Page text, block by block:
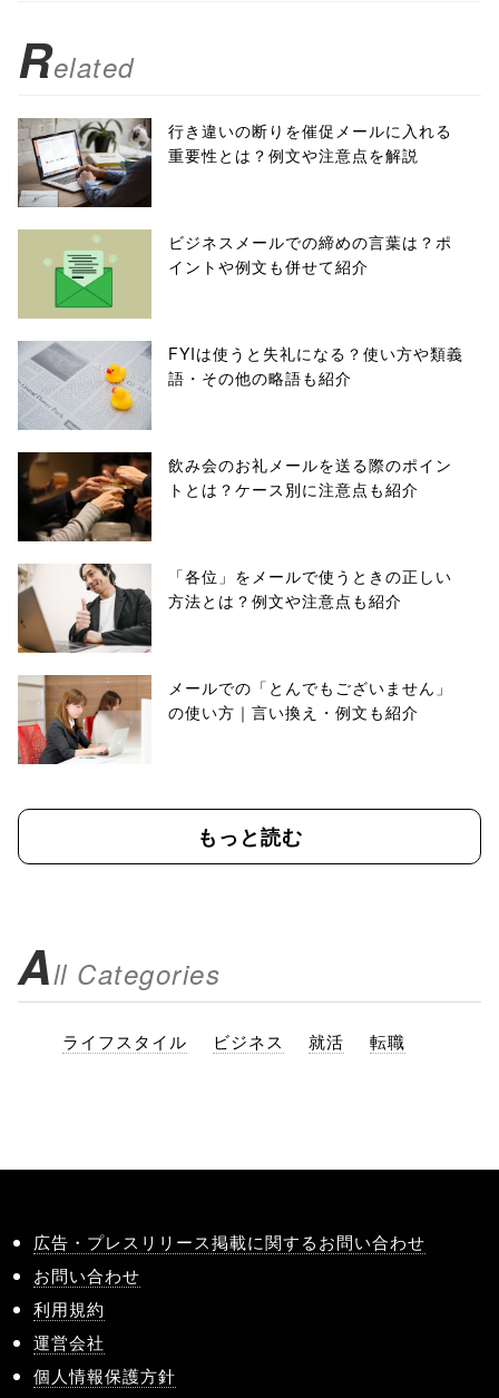
Related
行き違いの断りを催促メールに入れる
重要性とは？例文や注意点を解説
ビジネスメールでの締めの言葉は？ポ
イントや例文も併せて紹介
FYIは使うと失礼になる？使い方や類義
語・その他の略語も紹介
飲み会のお礼メールを送る際のポイン
トとは？ケース別に注意点も紹介
「各位」をメールで使うときの正しい
方法とは？例文や注意点も紹介
メールでの「とんでもございません」
の使い方｜言い換え・例文も紹介
もっと読む
All Categories
ライフスタイル ビジネス 就活 転職
広告・プレスリリース掲載に関するお問い合わせ
お問い合わせ
利用規約
運営会社
個人情報保護方針